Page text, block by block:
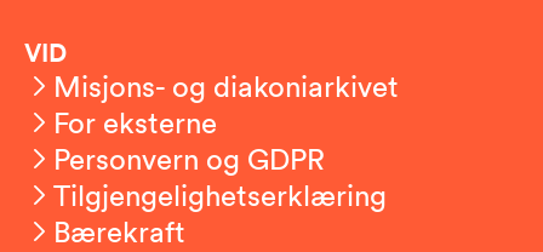
VID
Misjons- og diakoniarkivet
For eksterne
Personvern og GDPR
Tilgjengelighetserklæring
Bærekraft